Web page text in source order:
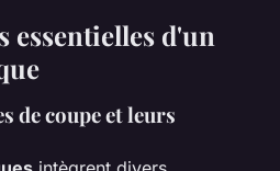
essentielles d'un
de coupe et leurs